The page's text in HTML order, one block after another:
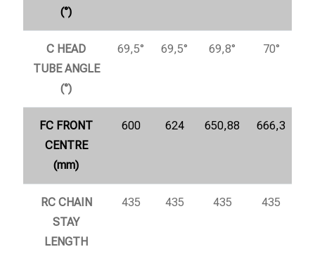
(°)
C HEAD
TUBE ANGLE
(°)
69,5° 69,5° 69,8° 70°
FC FRONT
CENTRE
(mm)
600 624 650,88 666,3
RC CHAIN
STAY
LENGTH
435 435 435 435